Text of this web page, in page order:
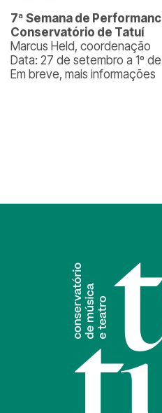
7ª Semana de
Conservatório de Tatuí
Marcus Held, coordenação
Data: 27 de setembro a 1º
Em breve, mais informações